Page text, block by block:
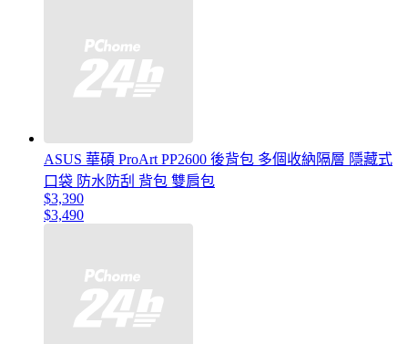
ASUS 華碩 ProArt PP2600 後背包 多個收納隔層 隱藏式
口袋 防水防刮 背包 雙肩包
$3,390
$3,490